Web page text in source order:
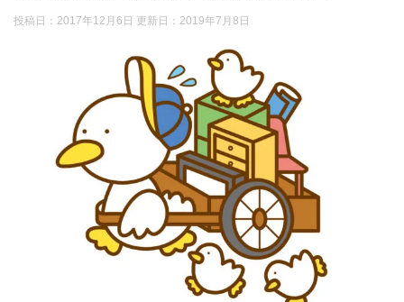
投稿日：2017年12月6日 更新日： 2019年7月8日